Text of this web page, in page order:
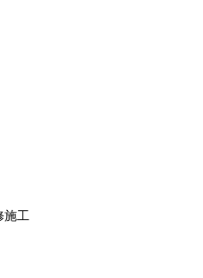
施工